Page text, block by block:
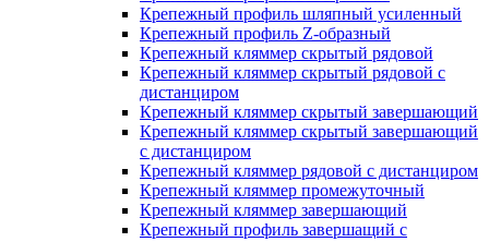
Крепежный профиль шляпный усиленный
Крепежный профиль Z-образный
Крепежный кляммер скрытый рядовой
Крепежный кляммер скрытый рядовой с
дистанциром
Крепежный кляммер скрытый завершающий
Крепежный кляммер скрытый завершающий
с дистанциром
Крепежный кляммер рядовой с дистанциром
Крепежный кляммер промежуточный
Крепежный кляммер завершающий
Крепежный профиль завершащий с